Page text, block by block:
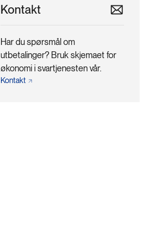
Kontakt
Har du spørsmål om
utbetalinger? Bruk skjemaet for
økonomi i svartjenesten vår.
Kontakt